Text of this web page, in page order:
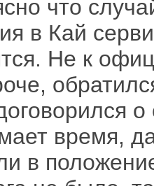
что
в Кай
Не к
время,
в